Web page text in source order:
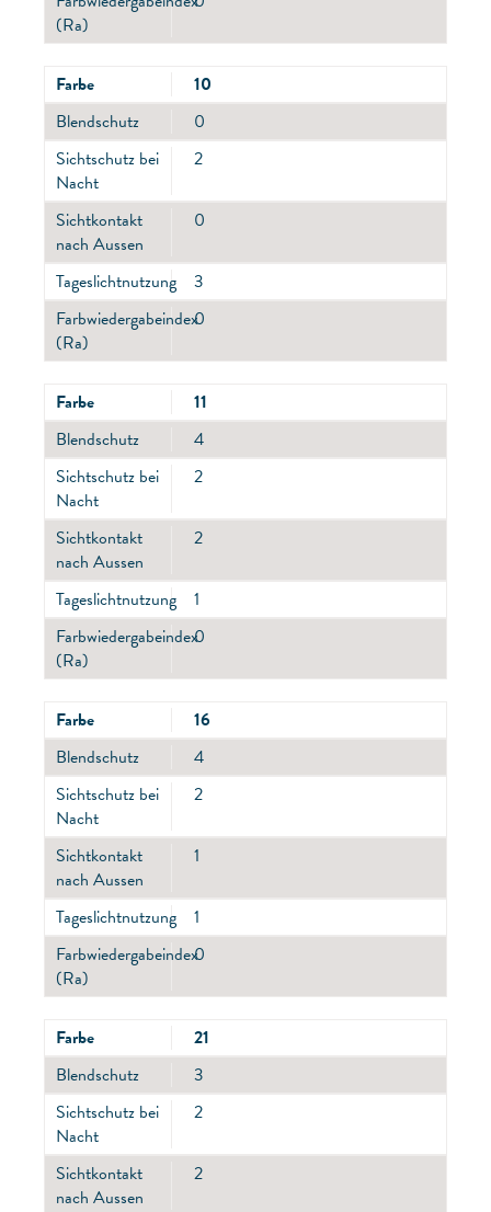
(Ra)
Farbe
10
Blendschutz
0
Sichtschutz bei
Nacht
2
Sichtkontakt
nach Aussen
0
Tageslichtnutzung
3
Farbwiedergabeindex
(Ra)
0
Farbe
11
Blendschutz
4
Sichtschutz bei
Nacht
2
Sichtkontakt
nach Aussen
2
Tageslichtnutzung
1
Farbwiedergabeindex
(Ra)
0
Farbe
16
Blendschutz
4
Sichtschutz bei
Nacht
2
Sichtkontakt
nach Aussen
1
Tageslichtnutzung
1
Farbwiedergabeindex
(Ra)
0
Farbe
21
Blendschutz
3
Sichtschutz bei
Nacht
2
Sichtkontakt
nach Aussen
2